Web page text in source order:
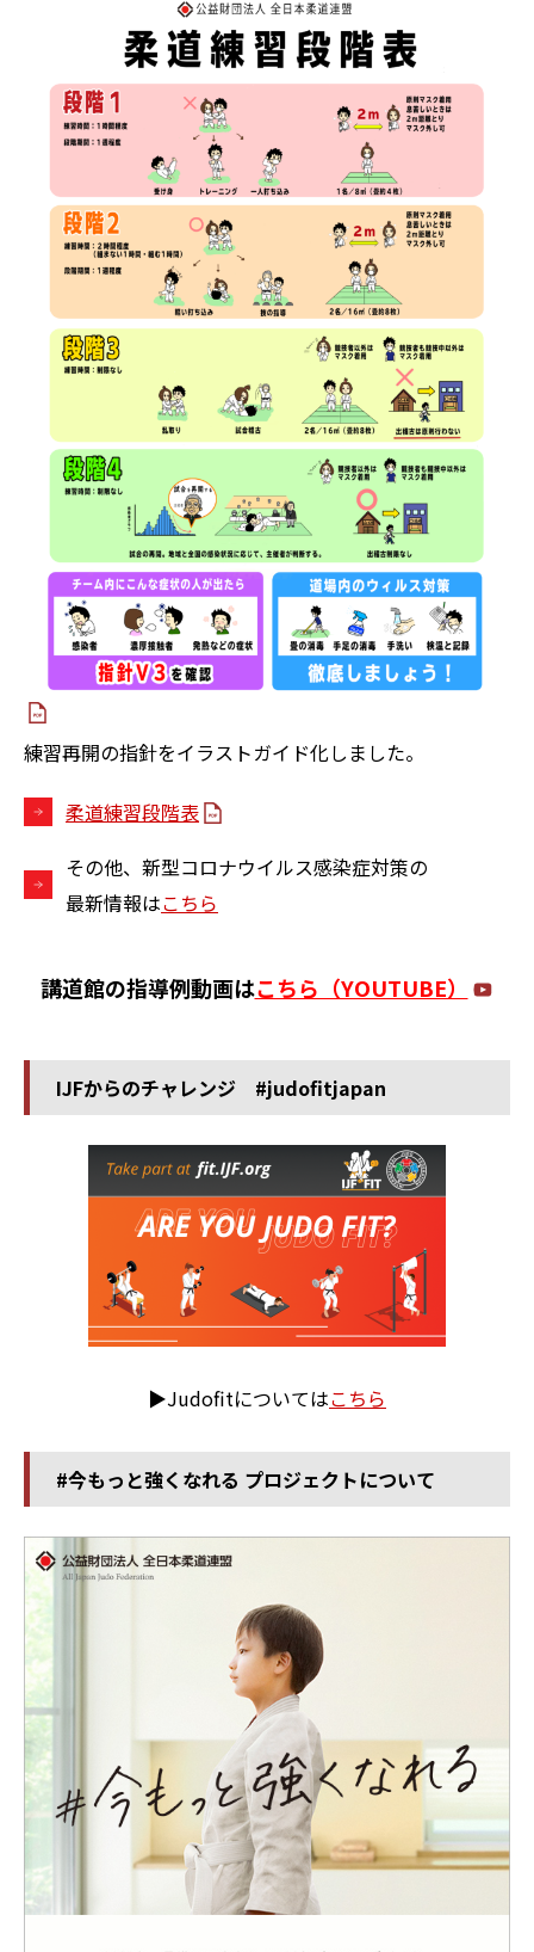
練習再開の指針をイラストガイド化しました。
柔道練習段階表
その他、新型コロナウイルス感染症対策の
最新情報はこちら
講道館の指導例動画はこちら（YOUTUBE）
IJFからのチャレンジ #judofitjapan
▶Judofitについてはこちら
#今もっと強くなれる プロジェクトについて